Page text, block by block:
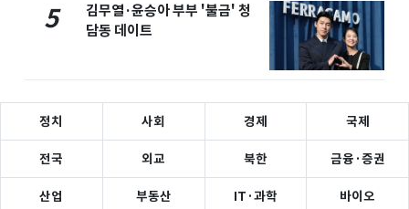
5
김무열·윤승아 부부 '불금' 청
담동 데이트
정치 사회 경제 국제
전국 외교 북한 금융·증권
산업 부동산 IT·과학 바이오